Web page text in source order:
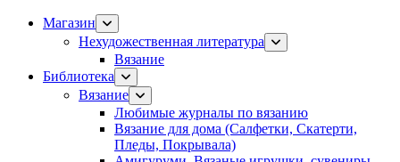
Магазин
Нехудожественная литература
Вязание
Библиотека
Вязание
Любимые журналы по вязанию
Вязание для дома (Салфетки, Скатерти,
Пледы, Покрывала)